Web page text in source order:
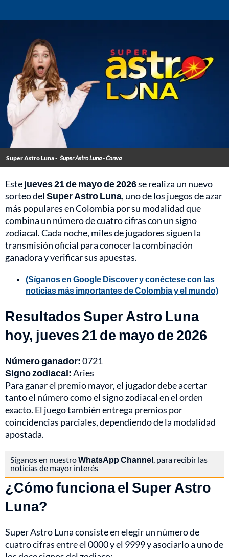
Super Astro Luna - Super Astro Luna - Canva
Estejueves 21 de mayo de 2026se realiza un nuevo
sorteo delSuper Astro Luna, uno de los juegos de azar
más populares en Colombia por su modalidad que
combina un número de cuatro cifras con un signo
zodiacal. Cada noche, miles de jugadores siguen la
transmisión oficial para conocer la combinación
ganadora y verificar sus apuestas.
(Síganos en Google Discover y conéctese con las
noticias más importantes de Colombia y el mundo)
Resultados Super Astro Luna
hoy, jueves 21 de mayo de 2026
Número ganador:0721
Signo zodiacal:Aries
Para ganar el premio mayor, el jugador debe acertar
tanto el número como el signo zodiacal en el orden
exacto. El juego también entrega premios por
coincidencias parciales, dependiendo de la modalidad
apostada.
Síganos en nuestroWhatsApp Channel, para recibir las
noticias de mayor interés
¿Cómo funciona el Super Astro
Luna?
Super Astro Luna consiste en elegir un número de
cuatro cifras entre el 0000 y el 9999 y asociarlo a uno de